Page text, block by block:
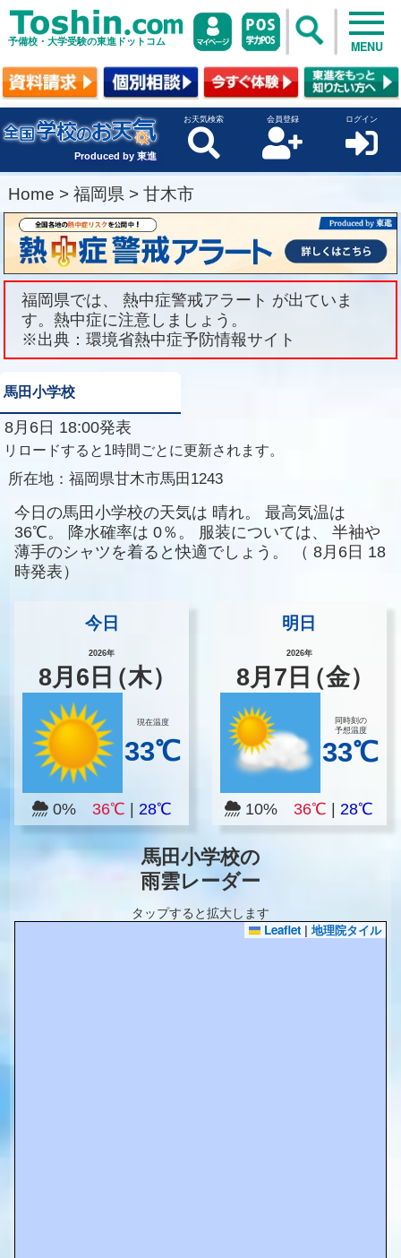
予備校・大学受験の東進ドットコム MENU
Produced by 東進
お天気検索 会員登録 ログイン
Home > 福岡県 > 甘木市
福岡県では、 熱中症警戒アラート が出ていま
す。熱中症に注意しましょう。
※出典：環境省熱中症予防情報サイト
馬田小学校
8月6日 18:00発表
リロードすると1時間ごとに更新されます。
所在地： 福岡県甘木市馬田1243
今日の馬田小学校の天気は 晴れ。
最高気温は
36℃。
降水確率は 0％。 服装については、
半袖や
薄手のシャツを着ると快適でしょう。
（ 8月6日 18
時発表）
今日
2026年
8月 6 日（木）
現在温度
33℃
0% 36℃ 28℃
明日
2026年
8月 7 日（金）
同時刻の
予想温度
33℃
10%36℃ |28℃
馬田小学校の
雨雲レーダー
タップすると拡大します
Leaflet | 地理院タイル